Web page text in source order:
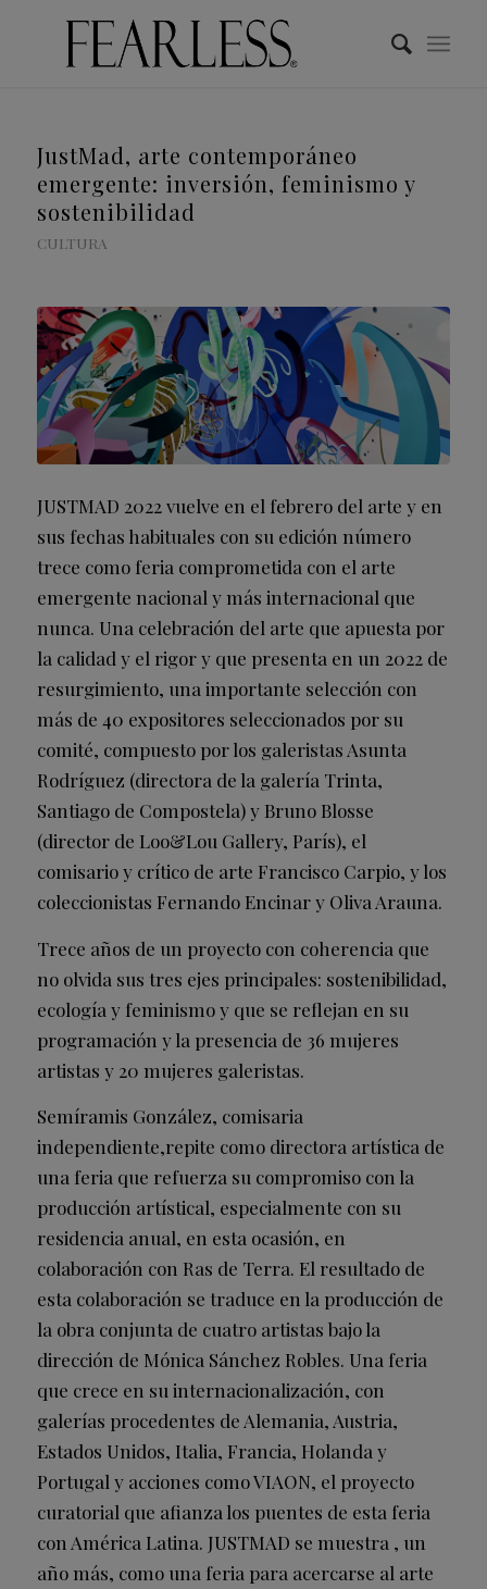
JustMad, arte contemporáneo
emergente: inversión, feminismo y
sostenibilidad
CULTURA
JUSTMAD 2022 vuelve en el febrero del arte y en
sus fechas habituales con su edición número
trece como feria comprometida con el arte
emergente nacional y más internacional que
nunca. Una celebración del arte que apuesta por
la calidad y el rigor y que presenta en un 2022 de
resurgimiento, una importante selección con
más de 40 expositores seleccionados por su
comité, compuesto por los galeristas Asunta
Rodríguez (directora de la galería Trinta,
Santiago de Compostela) y Bruno Blosse
(director de Loo&Lou Gallery, París), el
comisario y crítico de arte Francisco Carpio, y los
coleccionistas Fernando Encinar y Oliva Arauna.
Trece años de un proyecto con coherencia que
no olvida sus tres ejes principales: sostenibilidad,
ecología y feminismo y que se reflejan en su
programación y la presencia de 36 mujeres
artistas y 20 mujeres galeristas.
Semíramis González, comisaria
independiente,repite como directora artística de
una feria que refuerza su compromiso con la
producción artístical, especialmente con su
residencia anual, en esta ocasión, en
colaboración con Ras de Terra. El resultado de
esta colaboración se traduce en la producción de
la obra conjunta de cuatro artistas bajo la
dirección de Mónica Sánchez Robles. Una feria
que crece en su internacionalización, con
galerías procedentes de Alemania, Austria,
Estados Unidos, Italia, Francia, Holanda y
Portugal y acciones como VIAON, el proyecto
curatorial que afianza los puentes de esta feria
con América Latina. JUSTMAD se muestra , un
año más, como una feria para acercarse al arte